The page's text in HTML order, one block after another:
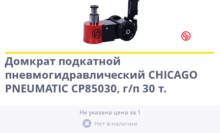
Домкрат подкатной
пневмогидравлический CHICAGO
PNEUMATIC CP85030, г/п 30 т.
Не указана цена за 1
Нет в наличии